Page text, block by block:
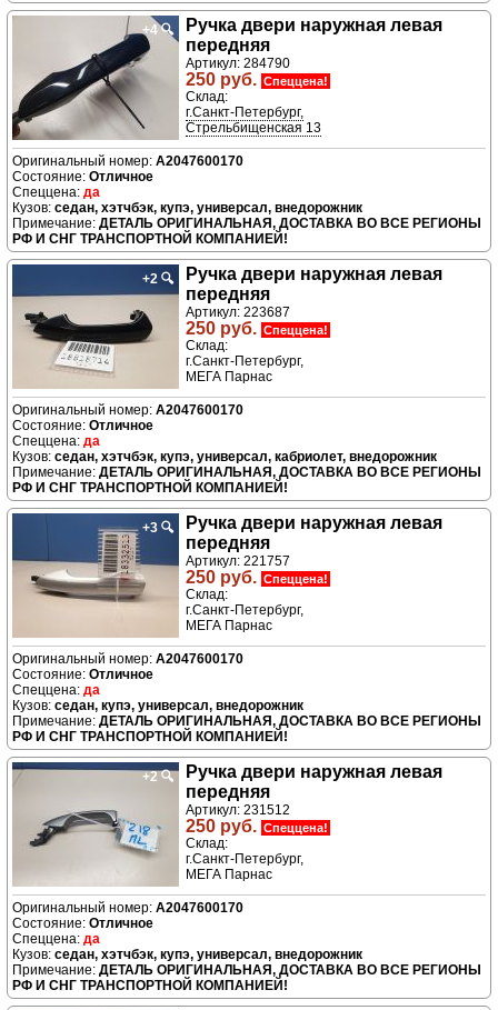
+4🔍
Ручка двери нaружная левая
передняя
Артикул: 284790
250 руб. Спеццена!
Склад:
г.Санкт-Петербург,
Стрельбищенская 13
A2047600170
Отличное
да
седан, хэтчбэк, купэ, универсал, внедорожник
ДЕТАЛЬ ОРИГИНАЛЬНАЯ, ДОСТАВКА ВО ВСЕ РЕГИОНЫ
РФ И СНГ ТРАНСПОРТНОЙ КОМПАНИЕЙ!
+2 🔍
Ручка двери нaружная левая
передняя
Артикул: 223687
250 руб. Спеццена!
Склад:
г.Санкт-Петербург,
МЕГА Парнас
A2047600170
Отличное
да
седан, хэтчбэк, купэ, универсал, кабриолет, внедорожник
ДЕТАЛЬ ОРИГИНАЛЬНАЯ, ДОСТАВКА ВО ВСЕ РЕГИОНЫ
РФ И СНГ ТРАНСПОРТНОЙ КОМПАНИЕЙ!
+3 🔍
Ручка двери нaружная левая
передняя
Артикул: 221757
250 руб. Спеццена!
Склад:
г.Санкт-Петербург,
МЕГА Парнас
A2047600170
Отличное
да
седан, купэ, универсал, внедорожник
ДЕТАЛЬ ОРИГИНАЛЬНАЯ, ДОСТАВКА ВО ВСЕ РЕГИОНЫ
РФ И СНГ ТРАНСПОРТНОЙ КОМПАНИЕЙ!
+2 🔍
Ручка двери нaружная левая
передняя
Артикул: 231512
250 руб. Спеццена!
Склад:
г.Санкт-Петербург,
МЕГА Парнас
A2047600170
Отличное
да
седан, хэтчбэк, купэ, универсал, внедорожник
ДЕТАЛЬ ОРИГИНАЛЬНАЯ, ДОСТАВКА ВО ВСЕ РЕГИОНЫ
РФ И СНГ ТРАНСПОРТНОЙ КОМПАНИЕЙ!